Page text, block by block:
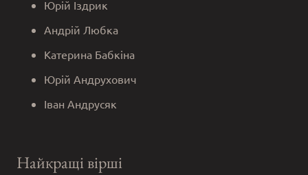
Юрій Іздрик
Андрій Любка
Катерина Бабкіна
Юрій Андрухович
Іван Андрусяк
Найкращі вірші